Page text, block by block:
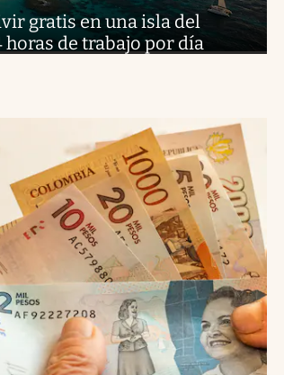
gratis en una isla del
de trabajo por día